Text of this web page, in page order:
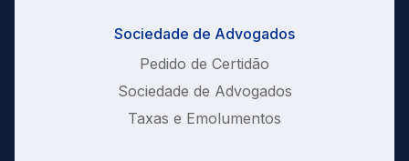
Sociedade de Advogados
Pedido de Certidão
Sociedade de Advogados
Taxas e Emolumentos